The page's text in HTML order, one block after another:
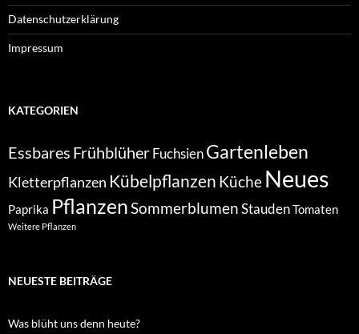
Datenschutzerklärung
Impressum
KATEGORIEN
Essbares FrühblüherFuchsienGartenleben
Kletterpflanzen Kübelpflanzen Küche Neues
Paprika PflanzenSommerblumenStaudenTomaten
Weitere Pflanzen
NEUESTE BEITRÄGE
Was blüht uns denn heute?